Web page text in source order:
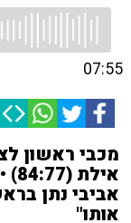
07:55
מכבי ראשון
אביבי נתן
אותו"